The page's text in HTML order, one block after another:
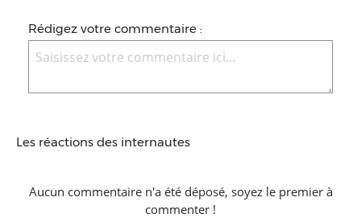
Rédigez votre commentaire :
Les réactions des internautes
Aucun commentaire n'a été déposé, soyez le premier à
commenter !